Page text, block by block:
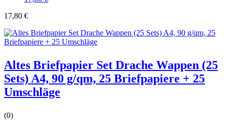
17,80 €
Altes Briefpapier Set Drache Wappen (25
Sets) A4, 90 g/qm, 25 Briefpapiere + 25
Umschläge
(0)